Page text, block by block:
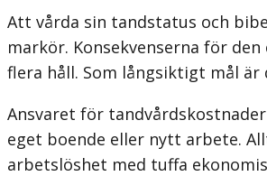
Att vårda sin tandstatus och
markör. Konsekvenserna för
flera håll. Som långsiktigt mål
Ansvaret för
eget boende eller nytt arbete.
arbetslöshet med tuffa